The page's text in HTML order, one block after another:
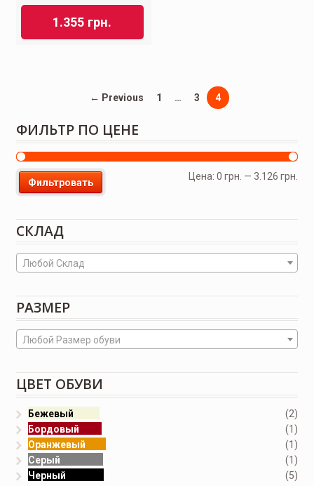
1.355 грн.
← Previous 1 … 3 4
ФИЛЬТР ПО ЦЕНЕ
Фильтровать
Цена:0 грн. —3.126 грн.
СКЛАД
Любой Склад
РАЗМЕР
Любой Размер обуви
ЦВЕТ ОБУВИ
Бежевый
(2)
Бордовый
(1)
Оранжевый
(1)
Серый
(1)
Черный
(5)